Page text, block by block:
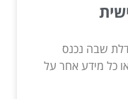
שבה נכנס
כל מידע אחר על